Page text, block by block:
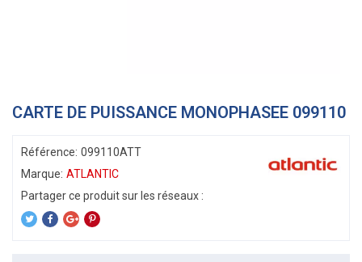
CARTE DE PUISSANCE MONOPHASEE 099110
Référence: 099110ATT
Marque: ATLANTIC